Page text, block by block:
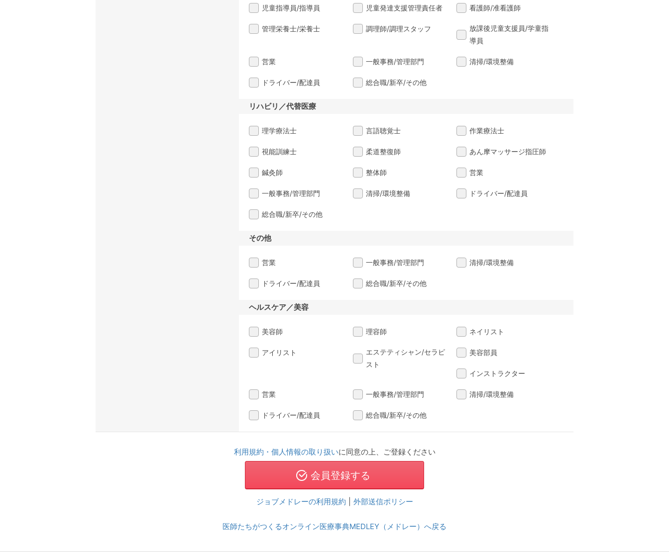
児童指導員/指導員 児童発達支援管理責任者 看護師/准看護師
管理栄養士/栄養士 調理師/調理スタッフ
放課後児童支援員/学童指
導員
営業 一般事務/管理部門 清掃/環境整備
ドライバー/配達員 総合職/新卒/その他
リハビリ／代替医療
理学療法士 言語聴覚士 作業療法士
視能訓練士 柔道整復師 あん摩マッサージ指圧師
鍼灸師 整体師 営業
一般事務/管理部門 清掃/環境整備 ドライバー/配達員
総合職/新卒/その他
その他
営業 一般事務/管理部門 清掃/環境整備
ドライバー/配達員 総合職/新卒/その他
ヘルスケア／美容
美容師 理容師 ネイリスト
アイリスト
エステティシャン/セラピ
スト
美容部員
インストラクター
営業 一般事務/管理部門 清掃/環境整備
ドライバー/配達員 総合職/新卒/その他
利用規約・個人情報の取り扱いに同意の上、ご登録ください
ジョブメドレーの利用規約 外部送信ポリシー
医師たちがつくるオンライン医療事典MEDLEY（メドレー）へ戻る